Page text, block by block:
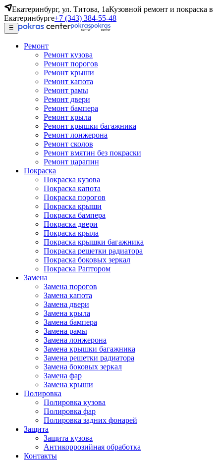
Екатеринбург, ул. Титова, 1аКузовной ремонт и покраска в
Екатеринбурге+7 (343) 384-55-48
Ремонт
Ремонт кузова
Ремонт порогов
Ремонт крыши
Ремонт капота
Ремонт рамы
Ремонт двери
Ремонт бампера
Ремонт крыла
Ремонт крышки багажника
Ремонт лонжерона
Ремонт сколов
Ремонт вмятин без покраски
Ремонт царапин
Покраска
Покраска кузова
Покраска капота
Покраска порогов
Покраска крыши
Покраска бампера
Покраска двери
Покраска крыла
Покраска крышки багажника
Покраска решетки радиатора
Покраска боковых зеркал
Покраска Раптором
Замена
Замена порогов
Замена капота
Замена двери
Замена крыла
Замена бампера
Замена рамы
Замена лонжерона
Замена крышки багажника
Замена решетки радиатора
Замена боковых зеркал
Замена фар
Замена крыши
Полировка
Полировка кузова
Полировка фар
Полировка задних фонарей
Защита
Защита кузова
Антикоррозийная обработка
Контакты